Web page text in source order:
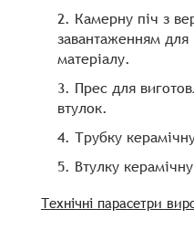
Камерну піч з
завантаженням
матеріалу.
Прес для
втулок.
Трубку
Втулку
Технічні парасетри